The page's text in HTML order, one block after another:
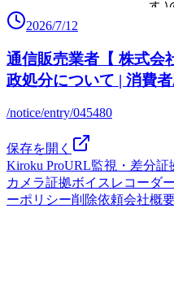
2026/7/12
通信販売業者【 株式会
政処分について | 消費
/notice/entry/045480
保存を開く
Kiroku ProURL監視・差分証
カメラ証拠ボイスレコーダー
ーポリシー削除依頼会社概